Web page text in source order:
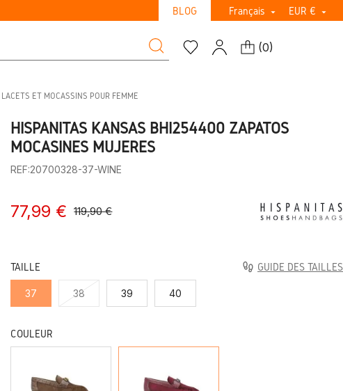
BLOG Français  EUR € 
(0)
ET MOCASSINS POUR FEMME
HISPANITAS KANSAS BHI254400 ZAPATOS
MOCASINES MUJERES
REF:20700328-37-WINE
77,99 € 119,90 €
TAILLE GUIDE DES TAILLES
37 38 39 40
COULEUR